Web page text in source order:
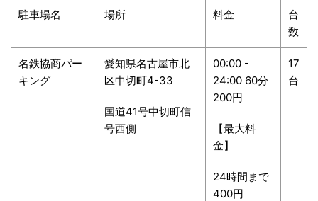
駐車場名 場所 料金
台
数
名鉄協商パー
キング
愛知県名古屋市北
区中切町4-33
国道41号中切町信
号西側
00:00 -
24:00 60分
200円
【最大料
金】
24時間まで
400円
17
台